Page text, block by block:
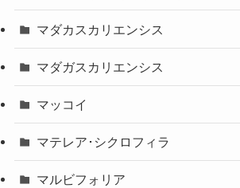
マダカスカリエンシス
マダガスカリエンシス
マッコイ
マテレア･シクロフィラ
マルビフォリア